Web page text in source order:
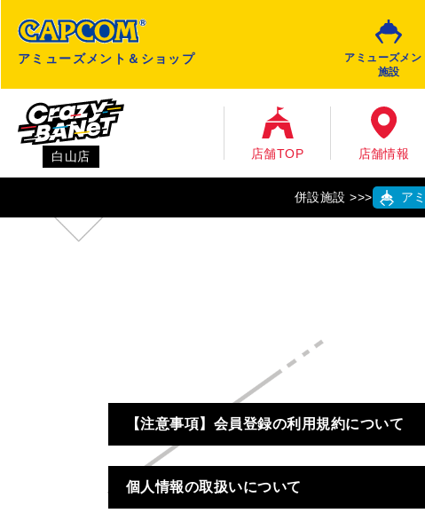
アミューズメント＆ショップ
アミューズメン
施設
白山店 店舗TOP 店舗情報
併設施設 >>> ア
【注意事項】会員登録の利用規約について
個人情報の取扱いについて